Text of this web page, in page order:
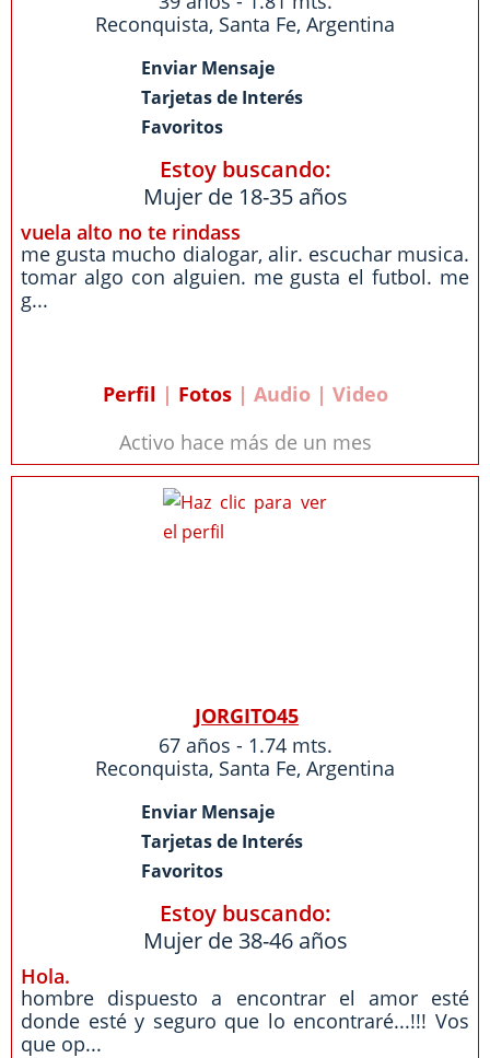
Reconquista, Santa Fe, Argentina
Enviar Mensaje
Tarjetas de Interés
Favoritos
Estoy buscando:
Mujer de 18-35 años
vuela alto no te rindass
me gusta mucho dialogar, alir. escuchar musica.
tomar algo con alguien. me gusta el futbol. me
g...
Perfil | Fotos| Audio | Video
Activo hace más de un mes
JORGITO45
67 años - 1.74 mts.
Reconquista, Santa Fe, Argentina
Enviar Mensaje
Tarjetas de Interés
Favoritos
Estoy buscando:
Mujer de 38-46 años
Hola.
hombre dispuesto a encontrar el amor esté
donde esté y seguro que lo encontraré...!!! Vos
que op...